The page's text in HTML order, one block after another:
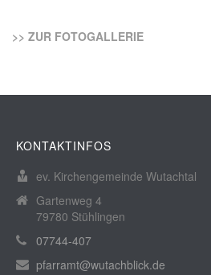
>> ZUR FOTOGALLERIE
KONTAKTINFOS
ev. Kirchengemeinde Wutachtal
Gartenweg 4
79780 Stühlingen
07744-407
pfarramt@wutachblick.de